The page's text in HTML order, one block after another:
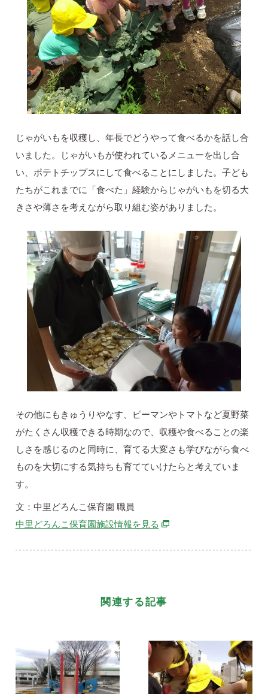
じゃがいもを収穫し、年長でどうやって食べるかを話し合
いました。じゃがいもが使われているメニューを出し合
い、ポテトチップスにして食べることにしました。子ども
たちがこれまでに「食べた」経験からじゃがいもを切る大
きさや薄さを考えながら取り組む姿がありました。
その他にもきゅうりやなす、ピーマンやトマトなど夏野菜
がたくさん収穫できる時期なので、収穫や食べることの楽
しさを感じるのと同時に、育てる大変さも学びながら食べ
ものを大切にする気持ちも育てていけたらと考えていま
す。
文：中里どろんこ保育園 職員
中里どろんこ保育園施設情報を見る 別ウィンドウで開きます
関連する記事